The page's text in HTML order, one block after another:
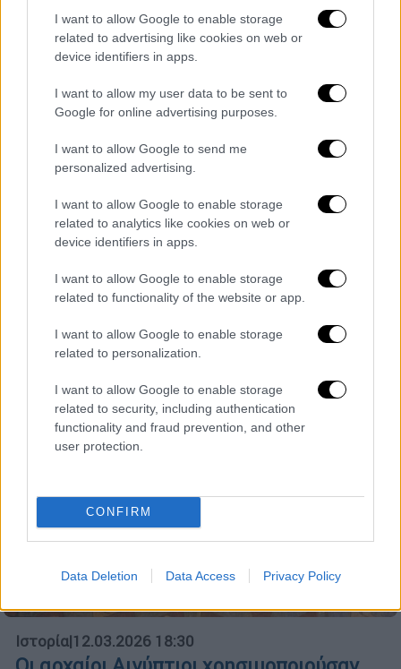
I want to allow Google to enable storage
related to advertising like cookies on web or
device identifiers in apps.
I want to allow my user data to be sent to
Google for online advertising purposes.
I want to allow Google to send me
personalized advertising.
I want to allow Google to enable storage
related to analytics like cookies on web or
device identifiers in apps.
I want to allow Google to enable storage
related to functionality of the website or app.
I want to allow Google to enable storage
related to personalization.
I want to allow Google to enable storage
related to security, including authentication
functionality and fraud prevention, and other
user protection.
CONFIRM
Data Deletion Data Access Privacy Policy
Πολιτισμός|14.03.2026 17:20
Ιστορική στιγμή: Στο Μεσολόγγι ο
πίνακας του Ντελακρουά για τα 200
χρόνια από την Έξοδο
«Πληγωμένη αλλά όρθια, ταπεινή αλλά
αξιοπρεπής» σημείωσε η Λίνα Μενδώνη -
Ιστορία|12.03.2026 18:30